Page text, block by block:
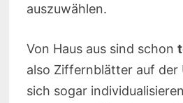
auszuwählen.
Von Haus aus sind schon
also Ziffernblätter auf der
sich sogar